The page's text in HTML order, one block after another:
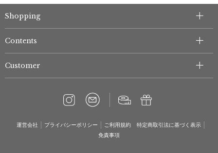
Shopping
Contents
Customer
運営会社 プライバシーポリシー ご利用規約
特定商取引法に基づく表示
免責事項